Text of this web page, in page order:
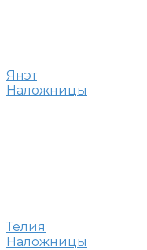
Янэт
Наложницы
Телия
Наложницы